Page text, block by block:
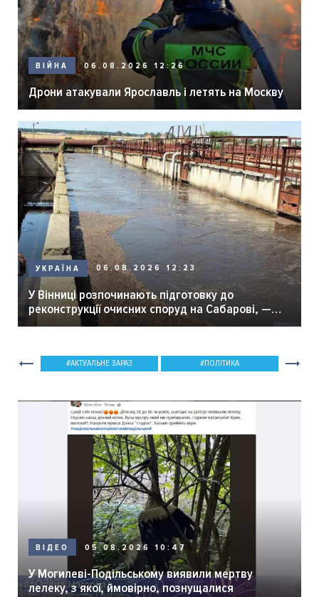
ВІЙНА 06.08.2026 12:26
Дрони атакували Ярославль і летять на Москву
УКРАЇНА 06.08.2026 12:23
У Вінниці розпочинають підготовку до
реконструкції очисних споруд на Сабарові, —
мер Вінниці.
АКТУАЛЬНЕ ЗАРАЗ ПОЛІТИКА
ВІДЕО 05.08.2026 10:47
У Могилеві-Подільському виявили мертву
лелеку, з якої, ймовірно, познущалися